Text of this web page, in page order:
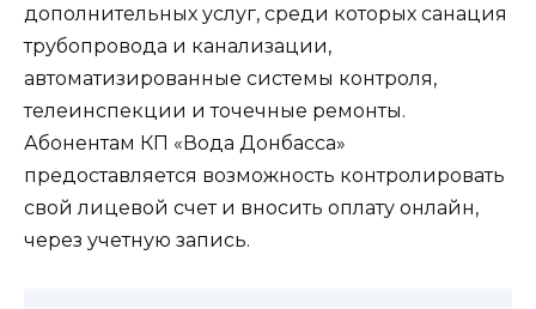
дополнительных услуг, среди которых санация
трубопровода и канализации,
автоматизированные системы контроля,
телеинспекции и точечные ремонты.
Абонентам КП «Вода Донбасса»
предоставляется возможность контролировать
свой лицевой счет и вносить оплату онлайн,
через учетную запись.